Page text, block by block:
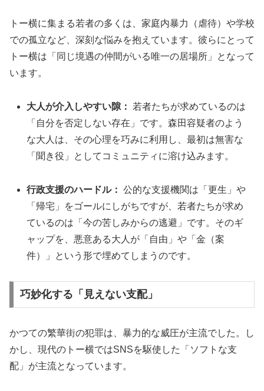
トー横に集まる若者の多くは、家庭内暴力（虐待）や学校
での孤立など、深刻な悩みを抱えています。彼らにとって
トー横は「同じ境遇の仲間がいる唯一の居場所」となって
います。
大人が介入しやすい隙：
若者たちが求めているのは
「自分を否定しない存在」です。森田容疑者のよう
な大人は、その心理を巧みに利用し、最初は無害な
「聞き役」としてコミュニティに溶け込みます。
行政支援のハードル： 公的な支援機関は「更生」や
「帰宅」をゴールにしがちですが、若者たちが求め
ているのは「今の苦しみからの逃避」です。そのギ
ャップを、悪意ある大人が「自由」や「金（案
件）」という形で埋めてしまうのです。
巧妙化する「見えない支配」
かつての繁華街の犯罪は、暴力的な威圧が主流でした。し
かし、現代のトー横ではSNSを駆使した「ソフトな支
配」が主流となっています。